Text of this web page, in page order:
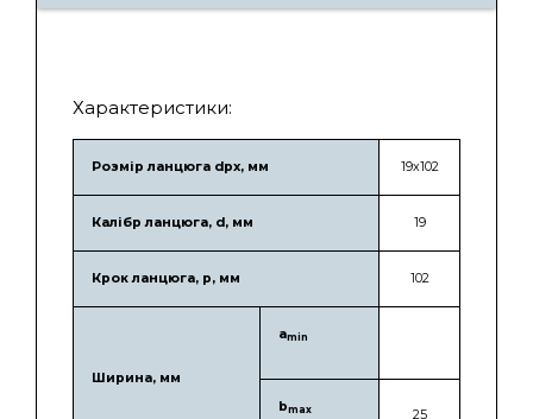
Характеристики:
Розмір ланцюга dpx, мм 19х102
Калібр ланцюга, d, мм 19
Крок ланцюга, p, мм 102
Ширина, мм
amin
bmax 25